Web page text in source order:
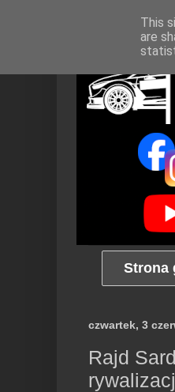
Strona
czwartek, 3
Rajd
This
are